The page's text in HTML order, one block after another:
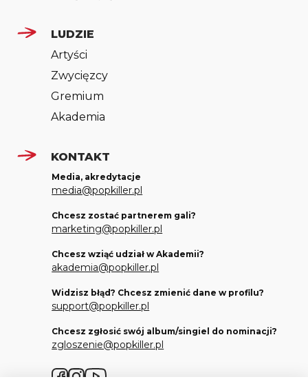
LUDZIE
Artyści
Zwycięzcy
Gremium
Akademia
KONTAKT
Media, akredytacje
media@popkiller.pl
Chcesz zostać partnerem gali?
marketing@popkiller.pl
Chcesz wziąć udział w Akademii?
akademia@popkiller.pl
Widzisz błąd? Chcesz zmienić dane w profilu?
support@popkiller.pl
Chcesz zgłosić swój album/singiel do nominacji?
zgloszenie@popkiller.pl